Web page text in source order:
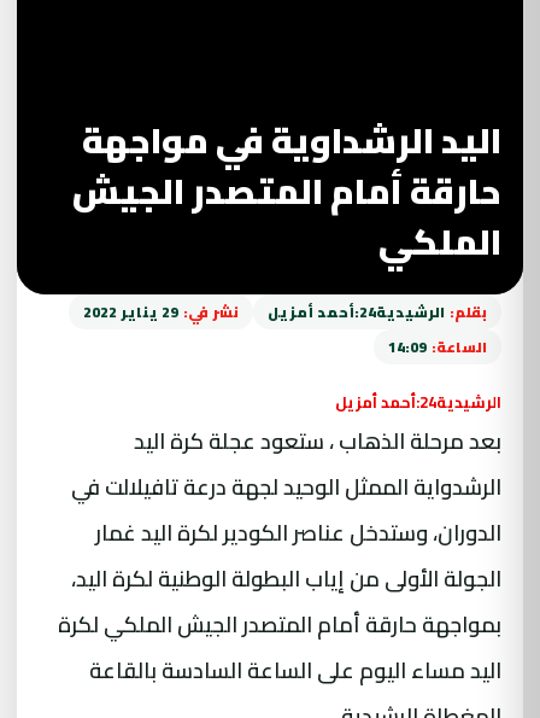
اليد الرشداوية في مواجهة
حارقة أمام المتصدر الجيش
الملكي
بقلم: الرشيدية24:أحمد أمزيل نشر في: 29 يناير 2022
الساعة: 14:09
الرشيدية24:أحمد أمزيل
بعد مرحلة الذهاب ، ستعود عجلة كرة اليد
الرشدواية الممثل الوحيد لجهة درعة تافيلالت في
الدوران، وستدخل عناصر الكودير لكرة اليد غمار
الجولة الأولى من إياب البطولة الوطنية لكرة اليد،
بمواجهة حارقة أمام المتصدر الجيش الملكي لكرة
اليد مساء اليوم على الساعة السادسة بالقاعة